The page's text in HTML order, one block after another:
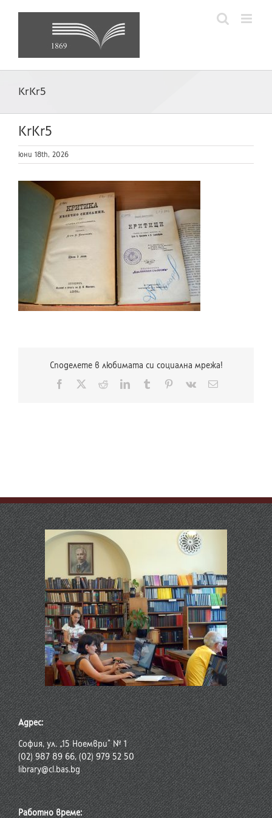
KrKr5
KrKr5
юни 18th, 2026
Споделете в любимата си социална мрежа!
Facebook RedditLinkedInTumblr Pinterest
Vk
Електронна
Адрес:
София, ул. „15 Ноември“ № 1
(02) 987 89 66, (02) 979 52 50
library@cl.bas.bg
Работно време: